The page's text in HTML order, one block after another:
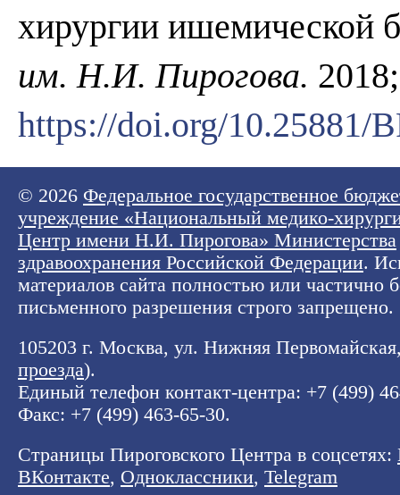
хирургии ишемической
им. Н.И. Пирогова.
https://doi.org/10.25881/
© 2026 Федеральное государственное
учреждение «Национальный медико-
Центр имени Н.И. Пирогова» Министерства
здравоохранения Российской Федерации.
материалов сайта полностью или частично
письменного разрешения строго запрещено.
105203 г. Москва, ул. Нижняя
проезда).
Единый телефон контакт-центра: +7 (499)
Факс: +7 (499) 463-65-30.
Страницы Пироговского Центра в соцсетях:
ВКонтакте, Одноклассники, Telegram